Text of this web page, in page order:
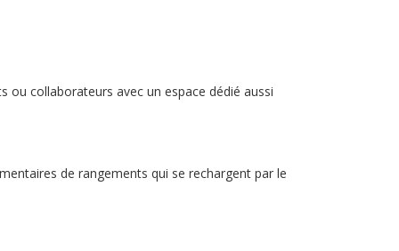
ou collaborateurs avec un espace dédié aussi
de rangements qui se rechargent par le